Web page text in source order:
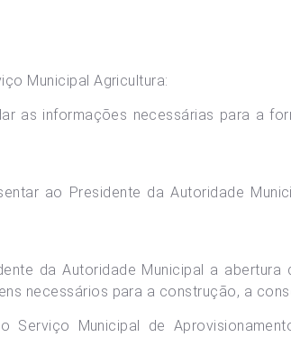
Municipal Agricultura:
as informações necessárias para a
ao Presidente da Autoridade
da Autoridade Municipal a
necessários para a construção, a
Serviço Municipal de